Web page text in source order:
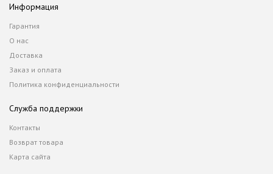
Информация
Гарантия
О нас
Доставка
Заказ и оплата
Политика конфиденциальности
Служба поддержки
Контакты
Возврат товара
Карта сайта